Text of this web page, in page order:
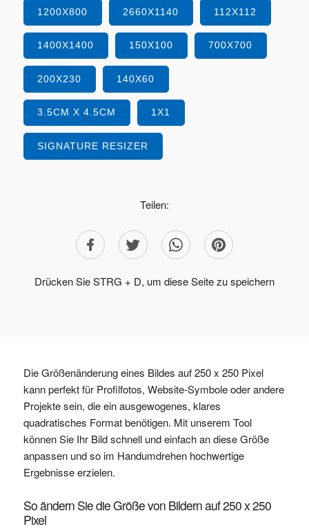
1200X800 2660X1140 112X112
1400X1400 150X100 700X700
200X230 140X60
3.5CM X 4.5CM 1X1
SIGNATURE RESIZER
Teilen:
Drücken Sie STRG + D, um diese Seite zu speichern
Die Größenänderung eines Bildes auf 250 x 250 Pixel
kann perfekt für Profilfotos, Website-Symbole oder andere
Projekte sein, die ein ausgewogenes, klares
quadratisches Format benötigen. Mit unserem Tool
können Sie Ihr Bild schnell und einfach an diese Größe
anpassen und so im Handumdrehen hochwertige
Ergebnisse erzielen.
So ändern Sie die Größe von Bildern auf 250 x 250
Pixel